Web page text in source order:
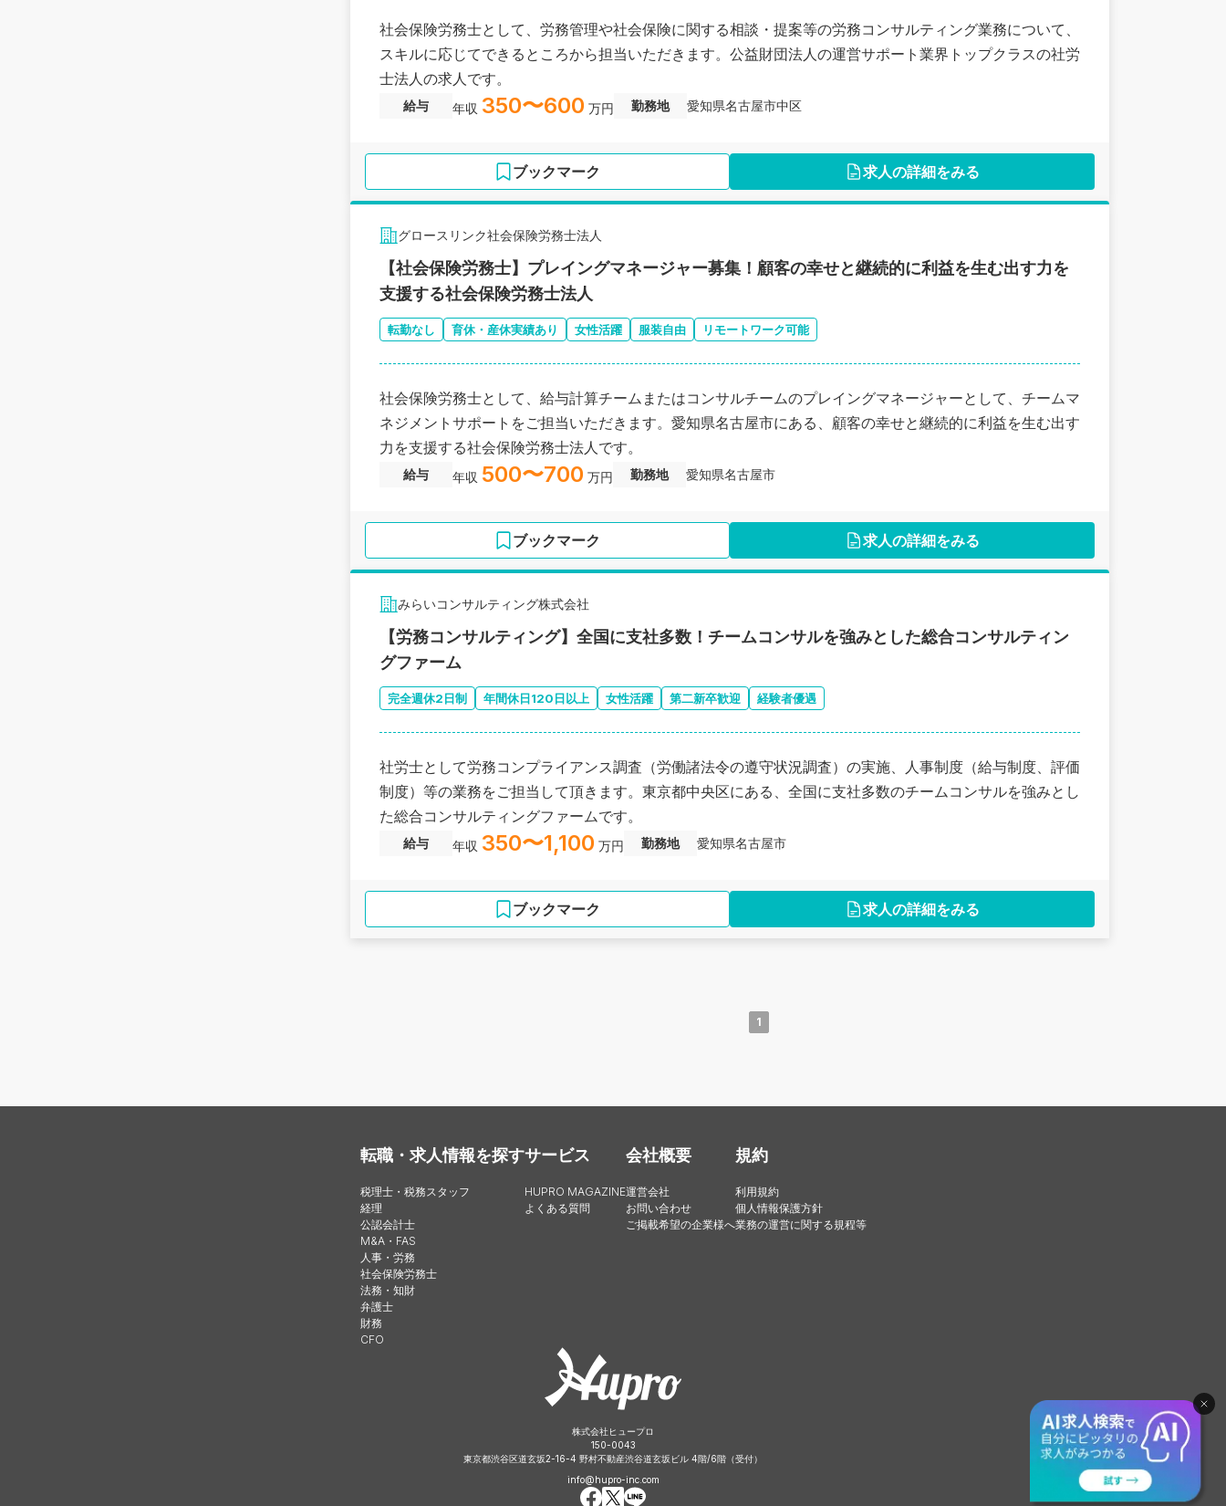
社会保険労務士として、労務管理や社会保険に関する相談・提案等の労務コンサルティング業務について、
スキルに応じてできるところから担当いただきます。公益財団法人の運営サポート業界トップクラスの社労
士法人の求人です。
給与 年収 350〜600 万円 勤務地 愛知県名古屋市中区
ブックマーク 求人の詳細をみる
グロースリンク社会保険労務士法人
【社会保険労務士】プレイングマネージャー募集！顧客の幸せと継続的に利益を生む出す力を
支援する社会保険労務士法人
転勤なし 育休・産休実績あり 女性活躍 服装自由 リモートワーク可能
社会保険労務士として、給与計算チームまたはコンサルチームのプレイングマネージャーとして、チームマ
ネジメントサポートをご担当いただきます。愛知県名古屋市にある、顧客の幸せと継続的に利益を生む出す
力を支援する社会保険労務士法人です。
給与 年収 500〜700 万円 勤務地 愛知県名古屋市
ブックマーク 求人の詳細をみる
みらいコンサルティング株式会社
【労務コンサルティング】全国に支社多数！チームコンサルを強みとした総合コンサルティン
グファーム
完全週休2日制 年間休日120日以上 女性活躍 第二新卒歓迎 経験者優遇
社労士として労務コンプライアンス調査（労働諸法令の遵守状況調査）の実施、人事制度（給与制度、評価
制度）等の業務をご担当して頂きます。東京都中央区にある、全国に支社多数のチームコンサルを強みとし
た総合コンサルティングファームです。
給与 年収 350〜1,100 万円 勤務地 愛知県名古屋市
ブックマーク 求人の詳細をみる
1
転職・求人情報を探す
税理士・税務スタッフ
経理
公認会計士
M&A・FAS
人事・労務
社会保険労務士
法務・知財
弁護士
財務
CFO
サービス
HUPRO MAGAZINE
よくある質問
会社概要
運営会社
お問い合わせ
ご掲載希望の企業様へ
規約
利用規約
個人情報保護方針
業務の運営に関する規程等
株式会社ヒュープロ
150-0043
東京都渋谷区道玄坂2-16-4 野村不動産渋谷道玄坂ビル 4階/6階（受付）
info@hupro-inc.com